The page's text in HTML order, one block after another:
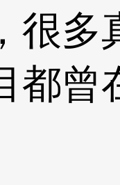
很多
都曾